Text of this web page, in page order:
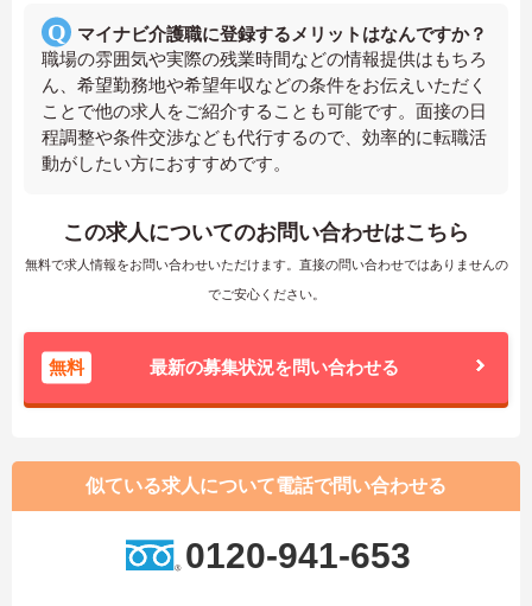
マイナビ介護職に登録するメリットはなんですか？
職場の雰囲気や実際の残業時間などの情報提供はもちろ
ん、希望勤務地や希望年収などの条件をお伝えいただく
ことで他の求人をご紹介することも可能です。面接の日
程調整や条件交渉なども代行するので、効率的に転職活
動がしたい方におすすめです。
この求人についてのお問い合わせはこちら
無料で求人情報をお問い合わせいただけます。直接の問い合わせではありませんの
でご安心ください。
無料 最新の募集状況を問い合わせる
似ている求人について電話で問い合わせる
0120-941-653